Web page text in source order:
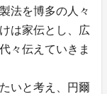
法を博多の人々
は家伝とし、広
々伝えていきま
いと考え、円爾